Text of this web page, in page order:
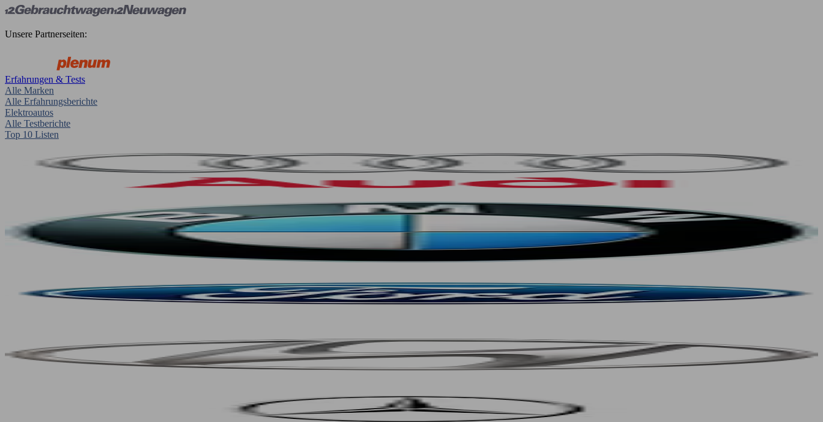
Unsere Partnerseiten:
Erfahrungen & Tests
Alle Marken
Alle Erfahrungsberichte
Elektroautos
Alle Testberichte
Top 10 Listen